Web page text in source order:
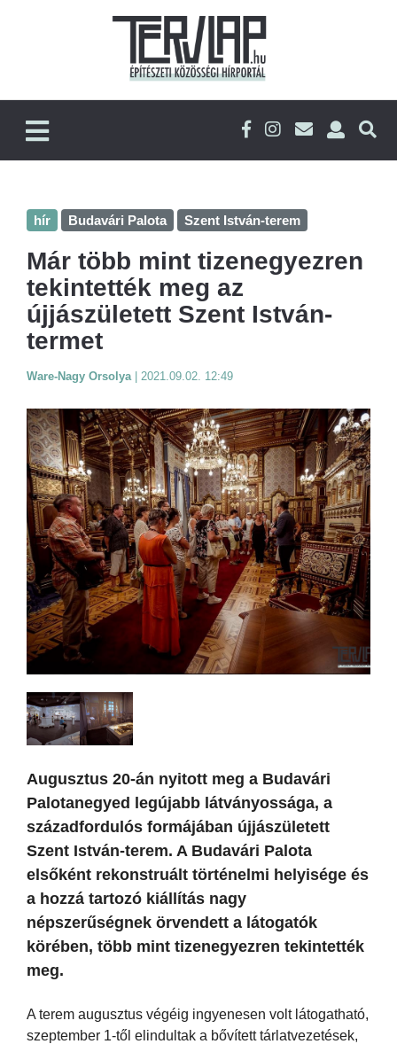
hír Budavári Palota Szent István-terem
Már több mint tizenegyezren
tekintették meg az
újjászületett Szent István-
termet
Ware-Nagy Orsolya 2021.09.02. 12:49
Augusztus 20-án nyitott meg a Budavári
Palotanegyed legújabb látványossága, a
századfordulós formájában újjászületett
Szent István-terem. A Budavári Palota
elsőként rekonstruált történelmi helyisége és
a hozzá tartozó kiállítás nagy
népszerűségnek örvendett a látogatók
körében, több mint tizenegyezren tekintették
meg.
A terem augusztus végéig ingyenesen volt látogatható,
szeptember 1-től elindultak a bővített tárlatvezetések,